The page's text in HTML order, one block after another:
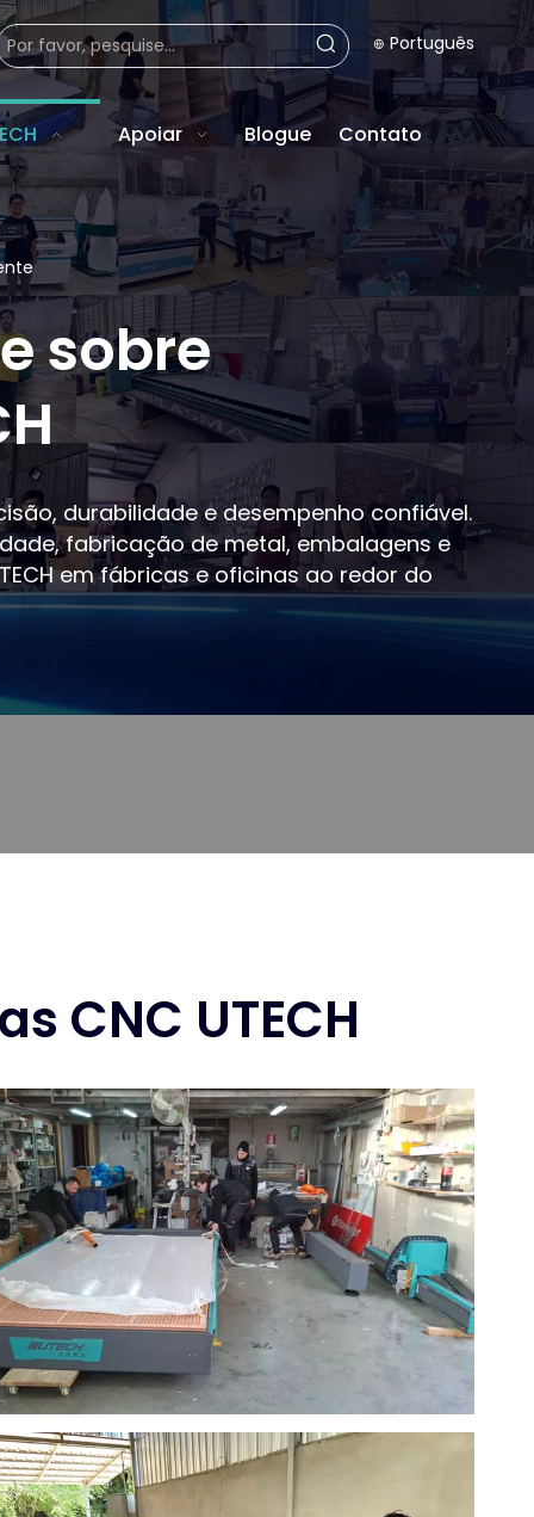
Português
Apoiar Blogue Contato
sobre
durabilidade e desempenho confiável.
fabricação de metal, embalagens e
em fábricas e oficinas ao redor do
CNC UTECH